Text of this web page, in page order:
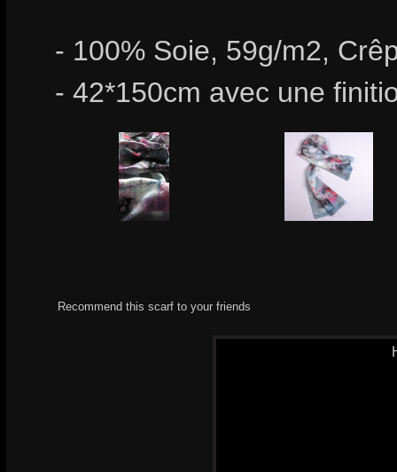
- 100% Soie, 59g/m2,
- 42*150cm avec une
Recommend this scarf to your friends